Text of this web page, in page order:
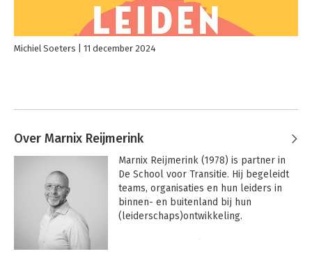
Michiel Soeters 11 december 2024
Over Marnix Reijmerink
Marnix Reijmerink (1978) is partner in
De School voor Transitie. Hij begeleidt
teams, organisaties en hun leiders in
binnen- en buitenland bij hun
(leiderschaps)ontwikkeling.